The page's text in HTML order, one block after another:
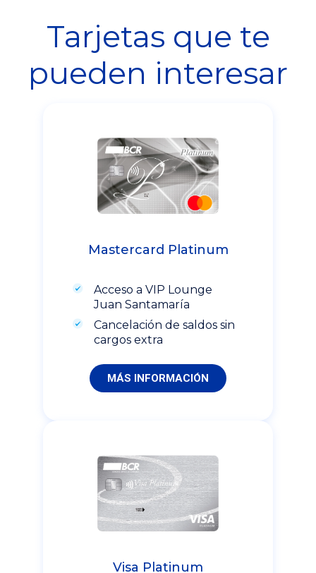
Tarjetas que te
pueden interesar
Mastercard Platinum
Acceso a VIP Lounge
Juan Santamaría
Cancelación de saldos sin
cargos extra
MÁS INFORMACIÓN
Visa Platinum